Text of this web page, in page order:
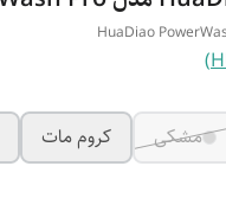
HuaDiao
مشکی کروم مات